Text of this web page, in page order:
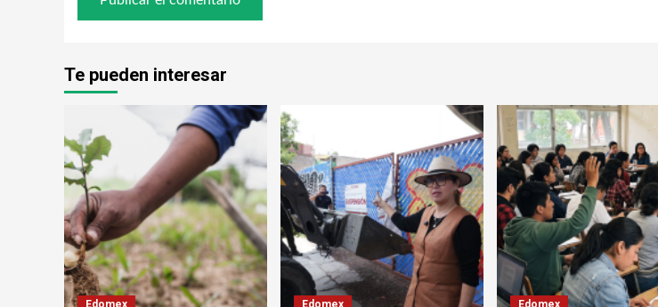
Te pueden interesar
Edomex Edomex Edomex